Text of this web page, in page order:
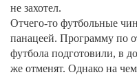
не захотел.
Отчего-то футбольные
панацеей. Программу по
футбола подготовили, в
же отменят. Однако на